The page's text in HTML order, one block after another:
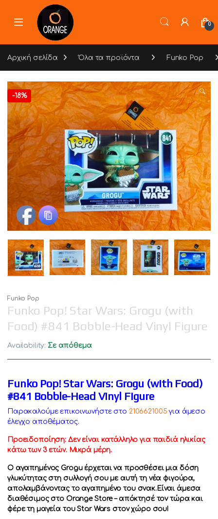
Skip to navigation
Skip to content
0
Αρχική σελίδα Όλα τα προϊόντα Funko Pop
-18%
🔍
Funko Pop
Funko Pop! Star Wars: Grogu (with
Food) #841 Bobble-Head Vinyl Figure
Availability: Σε απόθεμα
Funko Pop! Star Wars: Grogu (with Food)
#841 Bobble-Head Vinyl Figure
Παρακαλούμε επικοινωνήστε στο 2106621005 για άμεσο
έλεγχο αποθέματος.
Προειδοποίηση: Δεν είναι κατάλληλο για παιδιά ηλικίας
κάτω των 3 ετών. Μικρά μέρη.
Ο αγαπημένος Grogu έρχεται να προσθέσει μια δόση
γλυκύτητας στη συλλογή σου με αυτή τη νέα φιγούρα,
απολαμβάνοντας το αγαπημένο του σνακ.Είναι άμεσα
διαθέσιμος στο Orange Store – απόκτησέ τον τώρα και
φέρε τη μαγεία του Star Wars στον χώρο σου!